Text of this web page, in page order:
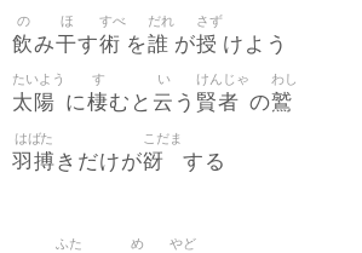
飲
の
み干
ほ
す術
すべ
を誰
だれ
が授
さず
けよう
太陽
たいよう
に棲
す
むと 云
い
う 賢者
けんじゃ
の鷲
わし
羽搏
はばた
きだけが谺
こだま
する
ふた め やど